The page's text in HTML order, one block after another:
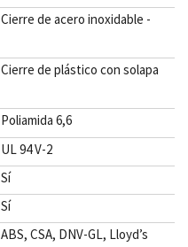
Cierre de acero inoxidable -
Cierre de plástico con solapa
Poliamida 6,6
UL 94 V-2
Sí
Sí
ABS, CSA, DNV-GL, Lloyd’s